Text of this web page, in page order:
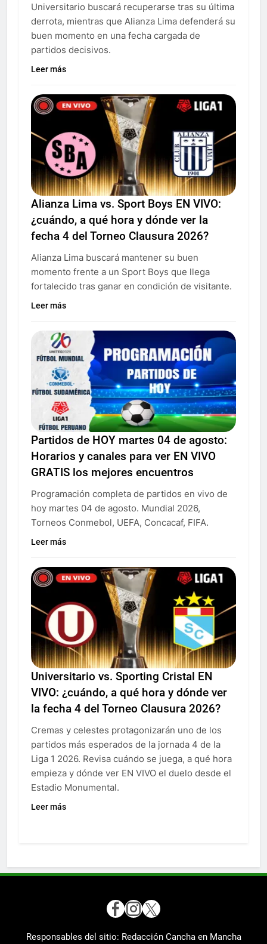
Universitario buscará recuperarse tras su última
derrota, mientras que Alianza Lima defenderá su
buen momento en una fecha cargada de
partidos decisivos.
Leer más
Alianza Lima vs. Sport Boys EN VIVO:
¿cuándo, a qué hora y dónde ver la
fecha 4 del Torneo Clausura 2026?
Alianza Lima buscará mantener su buen
momento frente a un Sport Boys que llega
fortalecido tras ganar en condición de visitante.
Leer más
Partidos de HOY martes 04 de agosto:
Horarios y canales para ver EN VIVO
GRATIS los mejores encuentros
Programación completa de partidos en vivo de
hoy martes 04 de agosto. Mundial 2026,
Torneos Conmebol, UEFA, Concacaf, FIFA.
Leer más
Universitario vs. Sporting Cristal EN
VIVO: ¿cuándo, a qué hora y dónde ver
la fecha 4 del Torneo Clausura 2026?
Cremas y celestes protagonizarán uno de los
partidos más esperados de la jornada 4 de la
Liga 1 2026. Revisa cuándo se juega, a qué hora
empieza y dónde ver EN VIVO el duelo desde el
Estadio Monumental.
Leer más
Responsables del sitio: Redacción Cancha en Mancha